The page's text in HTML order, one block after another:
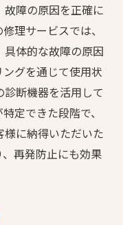
障の原因を正確に
理サービスでは、
体的な故障の原因
グを通じて使用状
断機器を活用して
定できた段階で、
に納得いただいた
再発防止にも効果